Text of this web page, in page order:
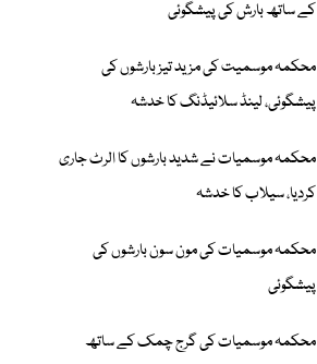
کے ساتھ بارش کی پیشگوئی
محکمہ موسمیت کی مزید تیز بارشوں کی
پیشگوئی، لینڈ سلائیڈنگ کا خدشہ
محکمہ موسمیات نے شدید بارشوں کا الرٹ جاری
کردیا، سیلاب کا خدشہ
محکمہ موسمیات کی مون سون بارشوں کی
پیشگوئی
محکمہ موسمیات کی گرج چمک کے ساتھ